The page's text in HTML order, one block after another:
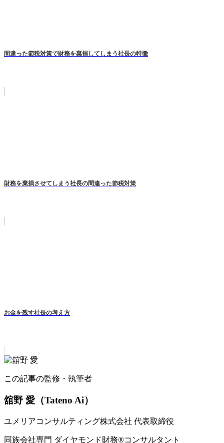
間違った節税対策で財務を棄損してしまう社長の特徴
財務を棄損させてしまう社長の間違った節税対策
お金を残す社長の考え方
この記事の監修・執筆者
舘野 愛 （Tateno Ai）
ユメリアコンサルティング株式会社 代表取締役
同族会社専門 ダイヤモンド財務®コンサルタント